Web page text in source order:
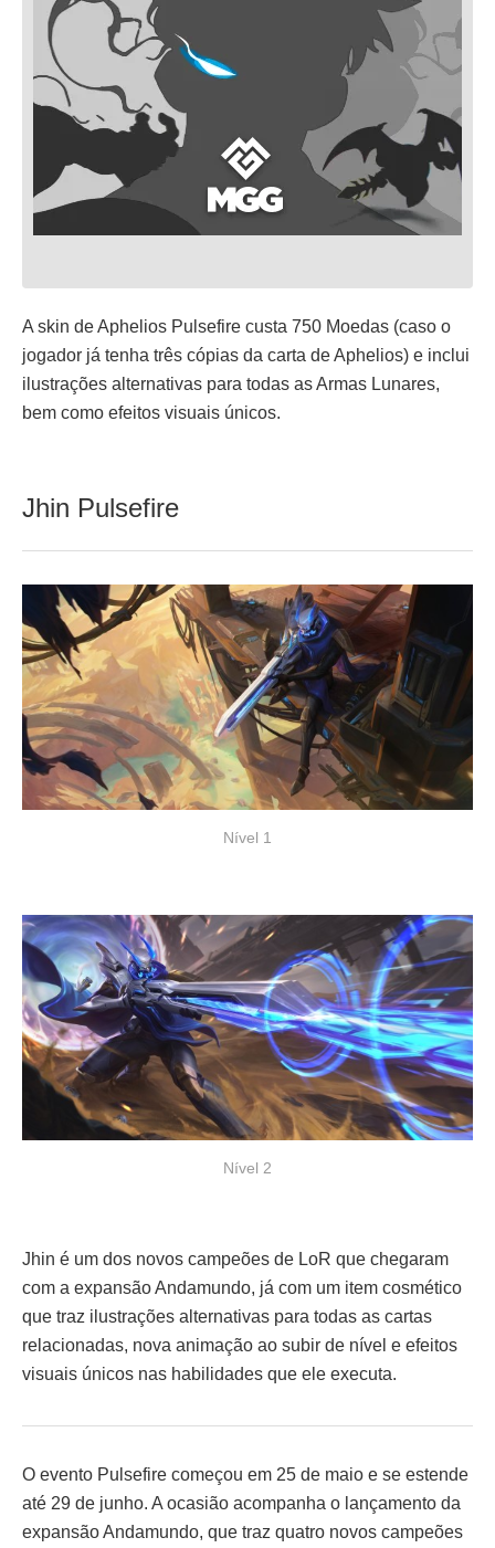
A skin de Aphelios Pulsefire custa 750 Moedas (caso o
jogador já tenha três cópias da carta de Aphelios) e inclui
ilustrações alternativas para todas as Armas Lunares,
bem como efeitos visuais únicos.
Jhin Pulsefire
Nível 1
Nível 2
Jhin é um dos novos campeões de LoR que chegaram
com a expansão Andamundo, já com um item cosmético
que traz ilustrações alternativas para todas as cartas
relacionadas, nova animação ao subir de nível e efeitos
visuais únicos nas habilidades que ele executa.
O evento Pulsefire começou em 25 de maio e se estende
até 29 de junho. A ocasião acompanha o lançamento da
expansão Andamundo, que traz quatro novos campeões